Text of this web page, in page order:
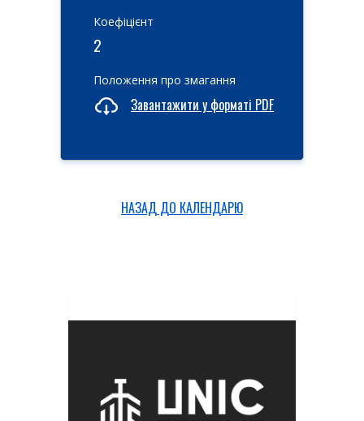
Коефіцієнт
2
Положення про змагання
Завантажити у форматі PDF
НАЗАД ДО КАЛЕНДАРЮ